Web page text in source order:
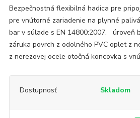
Bezpečnostná flexibilná hadica pre
pre vnútorné zariadenie na plynné
bar v súlade s EN 14800:2007. úroveň
záruka povrch z odolného PVC oplet z
z nerezovej ocele otočná koncovka s
Dostupnosť Skladom